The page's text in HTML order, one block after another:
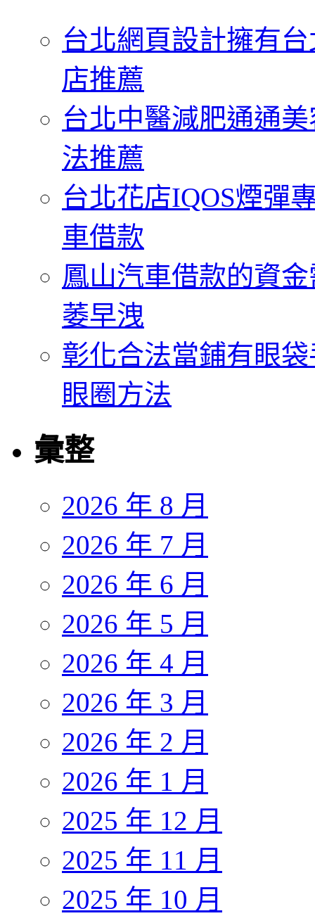
台北網頁設計擁有
店推薦
台北中醫減肥通通
法推薦
台北花店IQOS煙彈
車借款
鳳山汽車借款的資
萎早洩
彰化合法當鋪有眼
眼圈方法
彙整
2026 年 8 月
2026 年 7 月
2026 年 6 月
2026 年 5 月
2026 年 4 月
2026 年 3 月
2026 年 2 月
2026 年 1 月
2025 年 12 月
2025 年 11 月
2025 年 10 月